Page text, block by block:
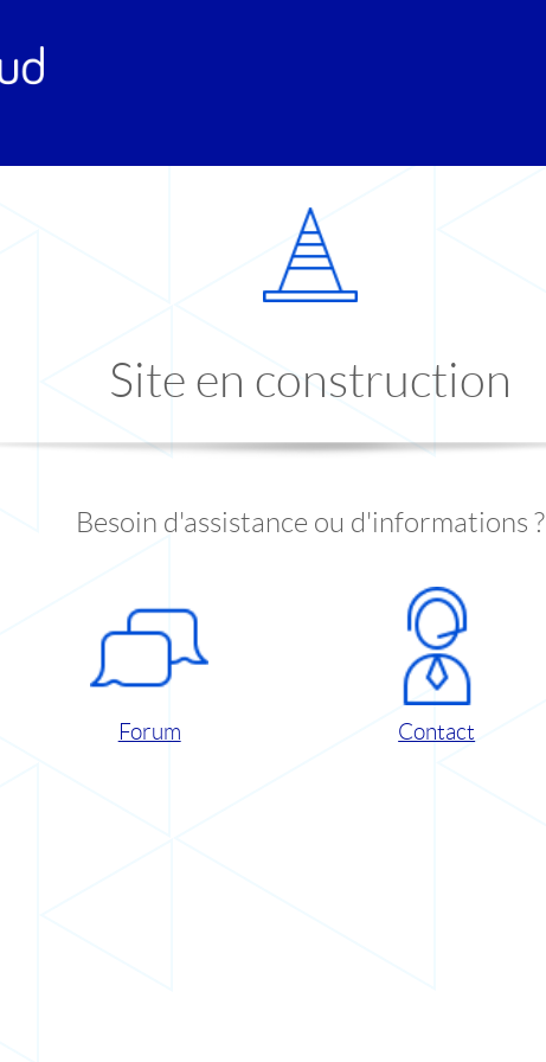
Site en construction
Besoin d'assistance ou d'informations ?
Forum Contact